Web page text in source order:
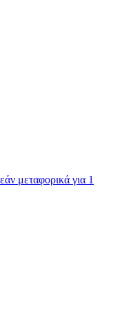
μεταφορικά για 1